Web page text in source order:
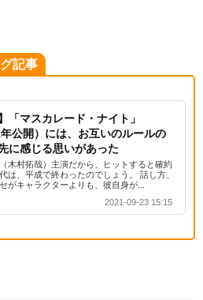
記事
「マスカレード・ナイト」
年公開）には、お互いのルールの
に感じる思いがあった
木村拓哉）主演だから、ヒットすると確約
は、平成で終わったのでしょう。 話し方、
がキャラクターよりも、彼自身が...
2021-09-23 15:15